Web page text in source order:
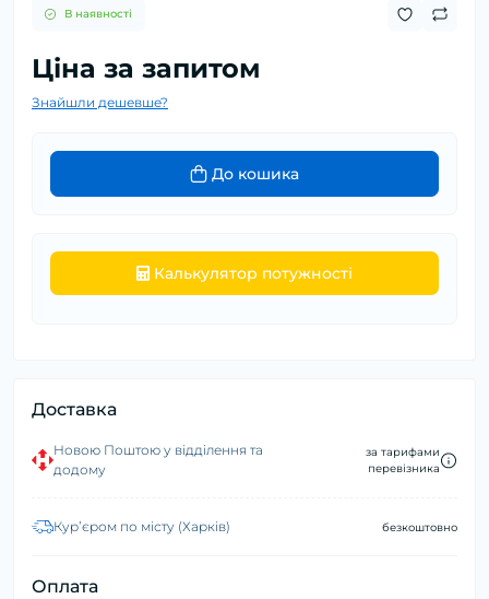
В наявності
Ціна за запитом
Знайшли дешевше?
До кошика
Калькулятор потужності
Доставка
Новою Поштою у відділення та
додому
за тарифами
перевізника
Курʼєром по місту (Харків) безкоштовно
Оплата